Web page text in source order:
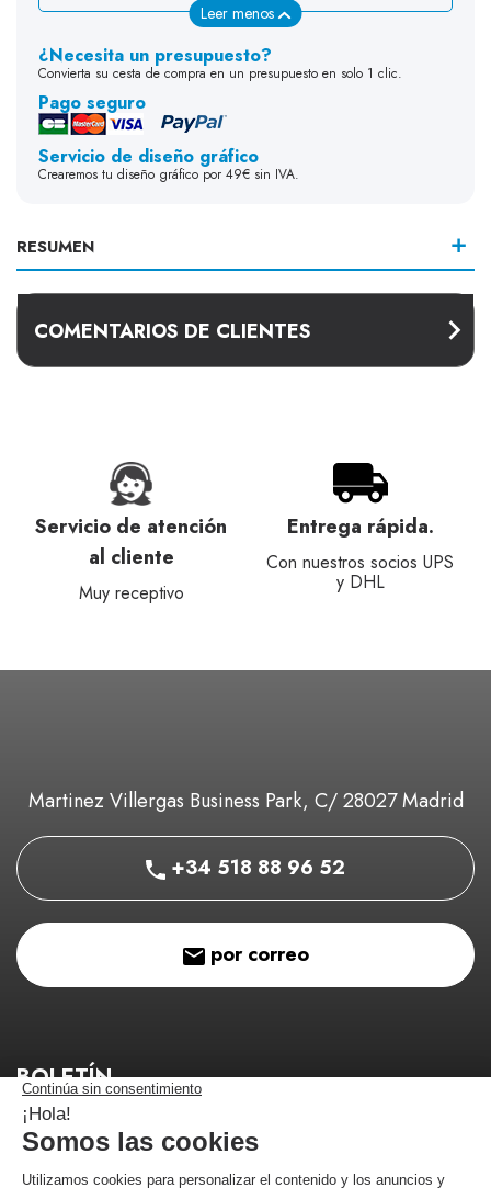
Leer menos
¿Necesita un presupuesto?
Convierta su cesta de compra en un presupuesto en solo 1 clic.
Pago seguro
Servicio de diseño gráfico
Crearemos tu diseño gráfico por 49€ sin IVA.
RESUMEN
COMENTARIOS DE CLIENTES
Servicio de atención
al cliente
Muy receptivo
Entrega rápida.
Con nuestros socios UPS
y DHL
Martinez Villergas Business Park, C/ 28027 Madrid
+34 518 88 96 52
por correo
BOLETÍN
¡Manténgase informado de nuestros buenos planes!